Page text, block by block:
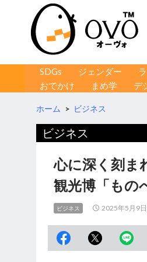
コンテンツへ移動
SDGs ジェンダー
おでかけ
まめ学 デ
ホーム > ビジネス
ビジネス
心に深く刻ま
観光博「もの
ビジネス 2025年5月9日